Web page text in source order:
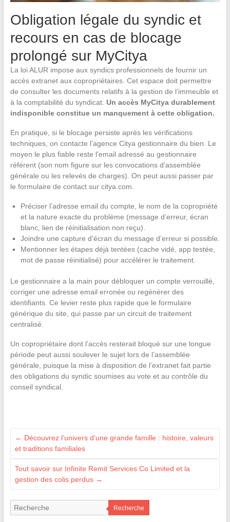
Obligation légale du syndic et
recours en cas de blocage
prolongé sur MyCitya
La loi ALUR impose aux syndics professionnels de fournir un
accès extranet aux copropriétaires. Cet espace doit permettre
de consulter les documents relatifs à la gestion de l’immeuble et
à la comptabilité du syndicat. Un accès MyCitya durablement
indisponible constitue un manquement à cette obligation.
En pratique, si le blocage persiste après les vérifications
techniques, on contacte l’agence Citya gestionnaire du bien. Le
moyen le plus fiable reste l’email adressé au gestionnaire
référent (son nom figure sur les convocations d’assemblée
générale ou les relevés de charges). On peut aussi passer par
le formulaire de contact sur citya.com.
Préciser l’adresse email du compte, le nom de la copropriété
et la nature exacte du problème (message d’erreur, écran
blanc, lien de réinitialisation non reçu).
Joindre une capture d’écran du message d’erreur si possible.
Mentionner les étapes déjà tentées (cache vidé, app testée,
mot de passe réinitialisé) pour accélérer le traitement.
Le gestionnaire a la main pour débloquer un compte verrouillé,
corriger une adresse email erronée ou regénérer des
identifiants. Ce levier reste plus rapide que le formulaire
générique du site, qui passe par un circuit de traitement
centralisé.
Un copropriétaire dont l’accès resterait bloqué sur une longue
période peut aussi soulever le sujet lors de l’assemblée
générale, puisque la mise à disposition de l’extranet fait partie
des obligations du syndic soumises au vote et au contrôle du
conseil syndical.
← Découvrez l’univers d’une grande famille : histoire, valeurs
et traditions familiales
Tout savoir sur Infinite Remit Services Co Limited et la
gestion des colis perdus →
Recherche